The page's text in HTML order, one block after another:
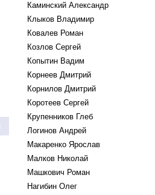
Каминский Александр
Клыков Владимир
Ковалев Роман
Козлов Сергей
Копытин Вадим
Корнеев Дмитрий
Корнилов Дмитрий
Коротеев Сергей
Крупенников Глеб
Логинов Андрей
Макаренко Ярослав
Малков Николай
Машкович Роман
Нагибин Олег